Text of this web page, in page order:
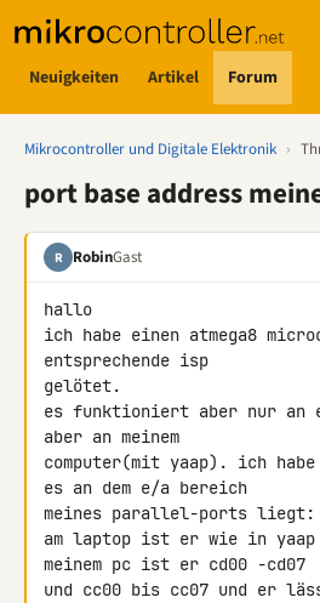
Neuigkeiten Artikel Forum
Mikrocontroller und Digitale Elektronik ›
port base address
R RobinGast
hallo
ich habe einen atmega8
entsprechende isp
gelötet.
es funktioniert aber nur an
aber an meinem
computer(mit yaap). ich
es an dem e/a bereich
meines parallel-ports liegt:
am laptop ist er wie in yaap
meinem pc ist er cd00 -cd07
und cc00 bis cc07 und er